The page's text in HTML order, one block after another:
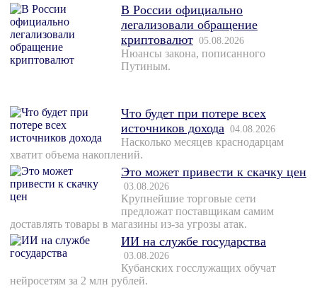
В России официально
легализовали обращение
криптовалют 05.08.2026
Нюансы закона, пописанного
Путиным.
Что будет при потере всех
источников дохода 04.08.2026
Насколько месяцев краснодарцам
хватит объема накоплений.
Это может привести к скачку цен
03.08.2026
Крупнейшие торговые сети
предложат поставщикам самим
доставлять товары в магазины из-за угрозы атак.
ИИ на службе государства
03.08.2026
Кубанских госслужащих обучат
нейросетям за 2 млн рублей.